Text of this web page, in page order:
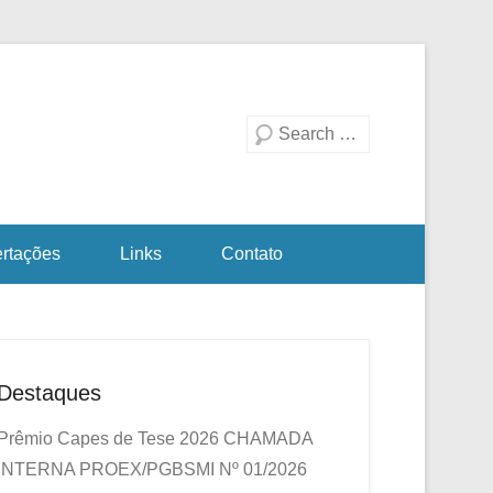
Investigativa
Pesquisa
Links Contato
Prêmio Capes de Tese 2026 CHAMADA
INTERNA PROEX/PGBSMI Nº 01/2026